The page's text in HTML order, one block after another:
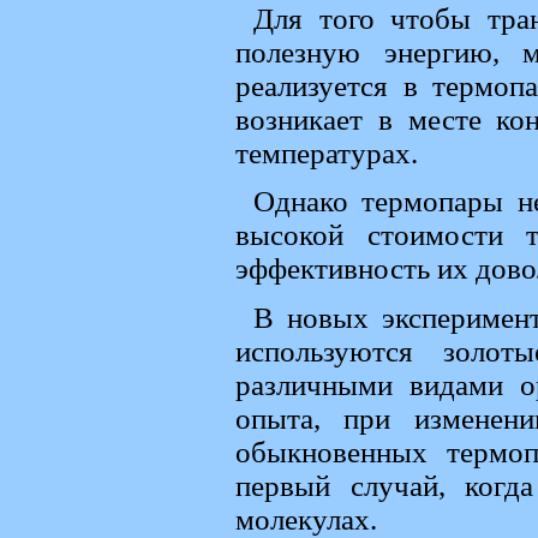
Для того чтобы
полезную энергию,
реализуется в
возникает в месте
температурах.
Однако термопары
высокой
эффективность их
В новых
используются
различными видами
опыта, при
обыкновенных
первый случай,
молекулах.